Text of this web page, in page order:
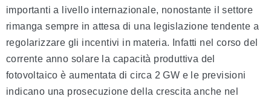
importanti a livello internazionale, nonostante il settore
rimanga sempre in attesa di una legislazione tendente a
regolarizzare gli incentivi in materia. Infatti nel corso del
corrente anno solare la capacità produttiva del
fotovoltaico è aumentata di circa 2 GW e le previsioni
indicano una prosecuzione della crescita anche nel